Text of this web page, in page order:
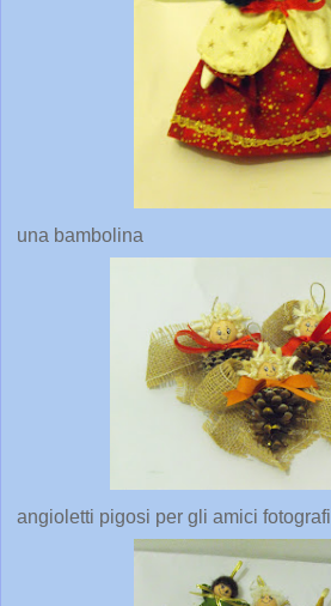
una bambolina
angioletti pigosi per gli amici fotografi